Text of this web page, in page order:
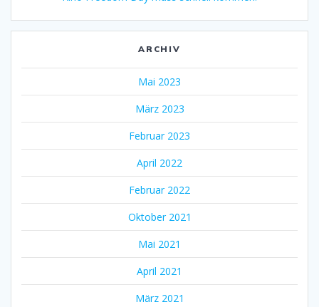
ARCHIV
Mai 2023
März 2023
Februar 2023
April 2022
Februar 2022
Oktober 2021
Mai 2021
April 2021
März 2021